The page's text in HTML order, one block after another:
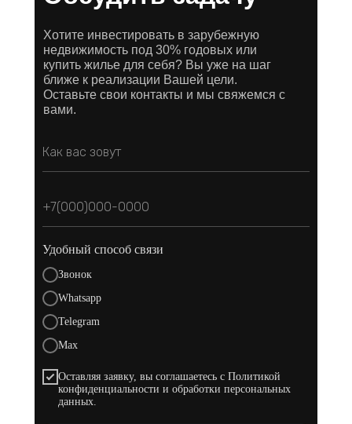
Удобный способ связи
Звонок
Whatsapp
Telegram
Max
Оставляя заявку, вы соглашаетесь с Политикой
конфиденциальности и обработки персональных
данных.
Хотите инвестировать в зарубежную
недвижимость под 30% годовых или
купить жилье для себя? Вы уже на шаг
ближе к реализации Вашей цели.
Оставьте свои контакты и мы свяжемся с
вами.